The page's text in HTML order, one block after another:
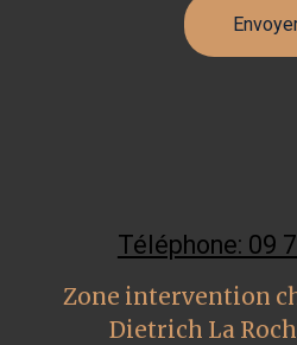
Téléphone: 09
Zone intervention
Dietrich La